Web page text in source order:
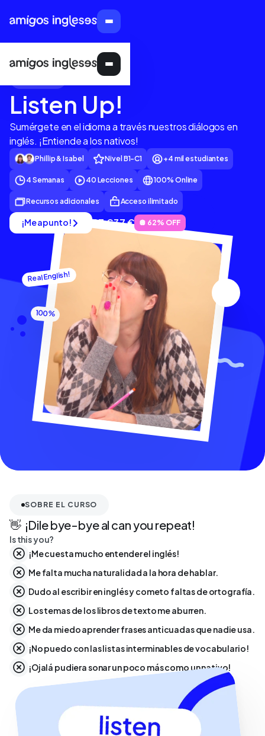
100%
Real English!
Listen Up!
Sumérgete en el idioma a través nuestros diálogos en
inglés. ¡Entiende a los nativos!
Phillip & Isabel Nivel B1-C1 +4 mil estudiantes
4 Semanas 40 Lecciones 100% Online
Recursos adicionales Acceso ilimitado
¡Me apunto! 97 €37 € 🪩 62% OFF
SOBRE EL CURSO
👋 ¡Dile bye-bye al can you repeat!
Is this you?
¡Me cuesta mucho entender el inglés!
Me falta mucha naturalidad a la hora de hablar.
Dudo al escribir en inglés y cometo faltas de ortografía.
Los temas de los libros de texto me aburren.
Me da miedo aprender frases anticuadas que nadie usa.
¡No puedo con las listas interminables de vocabulario!
¡Ojalá pudiera sonar un poco más como un nativo!